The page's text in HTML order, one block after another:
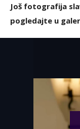
Još fotografija
pogledajte u